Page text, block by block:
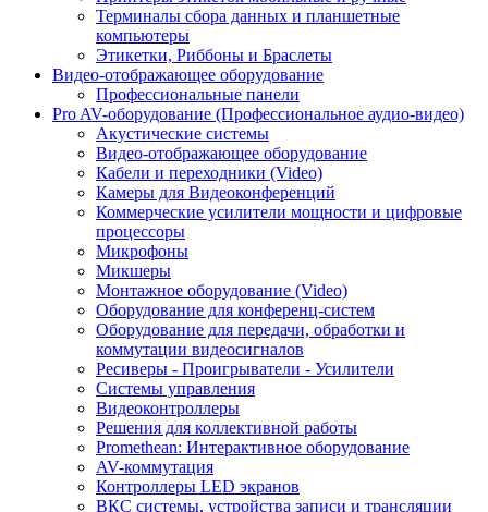
Терминалы сбора данных и планшетные
компьютеры
Этикетки, Риббоны и Браслеты
Видео-отображающее оборудование
Профессиональные панели
Pro AV-оборудование (Профессиональное аудио-видео)
Акустические системы
Видео-отображающее оборудование
Кабели и переходники (Video)
Камеры для Видеоконференций
Коммерческие усилители мощности и цифровые
процессоры
Микрофоны
Микшеры
Монтажное оборудование (Video)
Оборудование для конференц-систем
Оборудование для передачи, обработки и
коммутации видеосигналов
Ресиверы - Проигрыватели - Усилители
Системы управления
Видеоконтроллеры
Решения для коллективной работы
Promethean: Интерактивное оборудование
AV-коммутация
Контроллеры LED экранов
ВКС системы, устройства записи и трансляции